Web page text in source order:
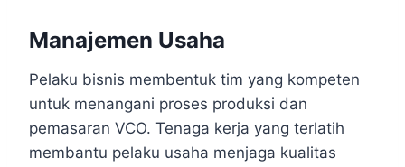
Manajemen Usaha
Pelaku bisnis membentuk tim yang kompeten
untuk menangani proses produksi dan
pemasaran VCO. Tenaga kerja yang terlatih
membantu pelaku usaha menjaga kualitas